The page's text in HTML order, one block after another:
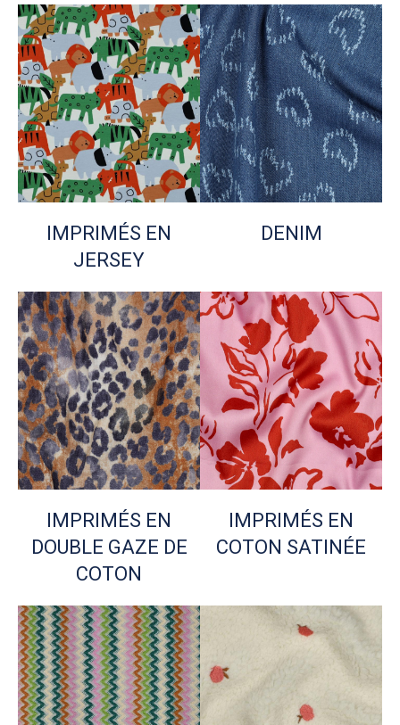
IMPRIMÉS EN
JERSEY
DENIM
IMPRIMÉS EN
DOUBLE GAZE DE
COTON
IMPRIMÉS EN
COTON SATINÉE